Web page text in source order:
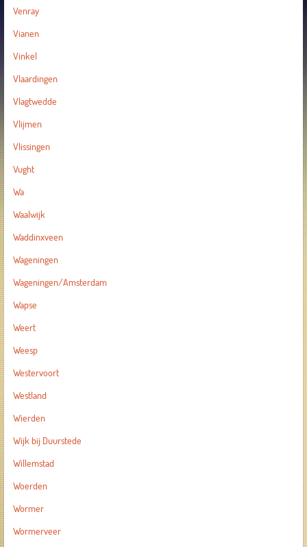
Venray
Vianen
Vinkel
Vlaardingen
Vlagtwedde
Vlijmen
Vlissingen
Vught
Wa
Waalwijk
Waddinxveen
Wageningen
Wageningen/Amsterdam
Wapse
Weert
Weesp
Westervoort
Westland
Wierden
Wijk bij Duurstede
Willemstad
Woerden
Wormer
Wormerveer